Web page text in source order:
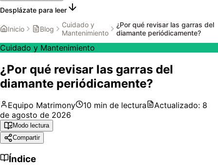
Desplázate para leer
Inicio Blog
Cuidado y
Mantenimiento
¿Por qué revisar las garras del
diamante periódicamente?
Cuidado y Mantenimiento
¿Por qué revisar las garras del
diamante periódicamente?
Equipo Matrimony 10 min de lectura Actualizado: 8
de agosto de 2026
Modo lectura
Compartir
Índice